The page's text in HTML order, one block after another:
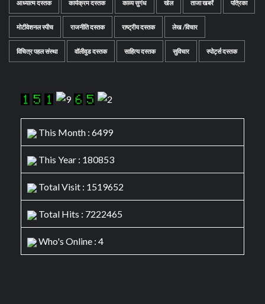
आध्यात्म दस्तक कार्यक्रम दस्तक काव्य सुगंध खेल ताजा खबरें पत्रिका
मोटीवेशनल स्पीच राजनीति दस्तक राष्ट्रीय दस्तक लेख /विचार
विचित्र पहल संस्था वॉलीवुड दस्तक साहित्य दस्तक सुविचार स्पोर्ट्स दस्तक
This Month : 6499
This Year : 180853
Total Visit : 1519652
Total Hits : 7222465
Who's Online : 4